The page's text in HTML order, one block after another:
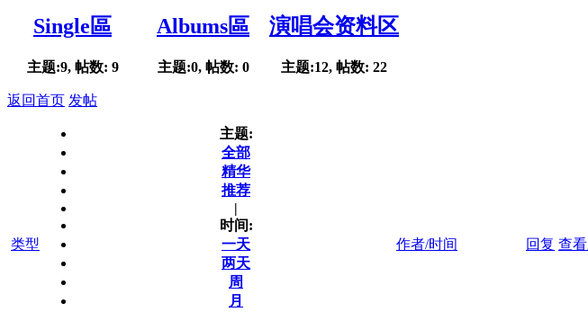
Single區
主题:9, 帖数: 9
Albums區
主题:0, 帖数: 0
演唱会资料区
主题:12, 帖数: 22
返回首页 发帖
类型
主题:
全部
精华
推荐
|
时间:
一天
两天
周
月
作者/时间 回复 查看